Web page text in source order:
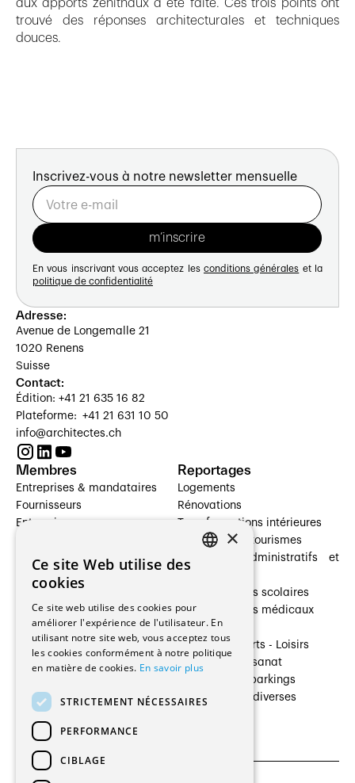
aux apports zénithaux a été faite. Ces trois points ont
trouvé des réponses architecturales et techniques
douces.
Inscrivez-vous à notre newsletter mensuelle
En vous inscrivant vous acceptez les conditions générales et la
politique de confidentialité
Adresse:
Avenue de Longemalle 21
1020 Renens
Suisse
Contact:
Édition: +41 21 635 16 82
Plateforme: +41 21 631 10 50
info@architectes.ch
Membres
Entreprises & mandataires
Fournisseurs
Entreprises
Architectes paysagistes
Architectes d'intérieur
Entreprises générales
Ingénieurs et mandataires
Fabricants / Fournisseurs
Régies immobilières
Gestion PPE
Reportages
Logements
Rénovations
Transformations intérieures
Hôtelleries et tourismes
Bâtiments administratifs et
Établissements scolaires
Établissements médicaux
Villas
Cultures - Sports - Loisirs
Industrie - Artisanat
Transports et parkings
Constructions diverses
×
Ce site Web utilise des
cookies
Ce site web utilise des cookies pour
améliorer l'expérience de l'utilisateur. En
utilisant notre site web, vous acceptez tous
les cookies conformément à notre politique
en matière de cookies. En savoir plus
STRICTEMENT NÉCESSAIRES
PERFORMANCE
CIBLAGE